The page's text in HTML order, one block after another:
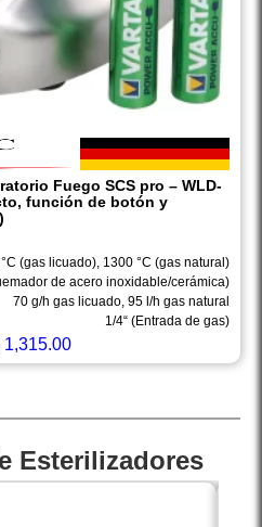
Fuego SCS pro – WLD-
función de botón y
(gas licuado), 1300 °C (gas natural)
de acero inoxidable/cerámica)
70 g/h gas licuado, 95 l/h gas natural
1/4“ (Entrada de gas)
1,315.00
Esterilizadores